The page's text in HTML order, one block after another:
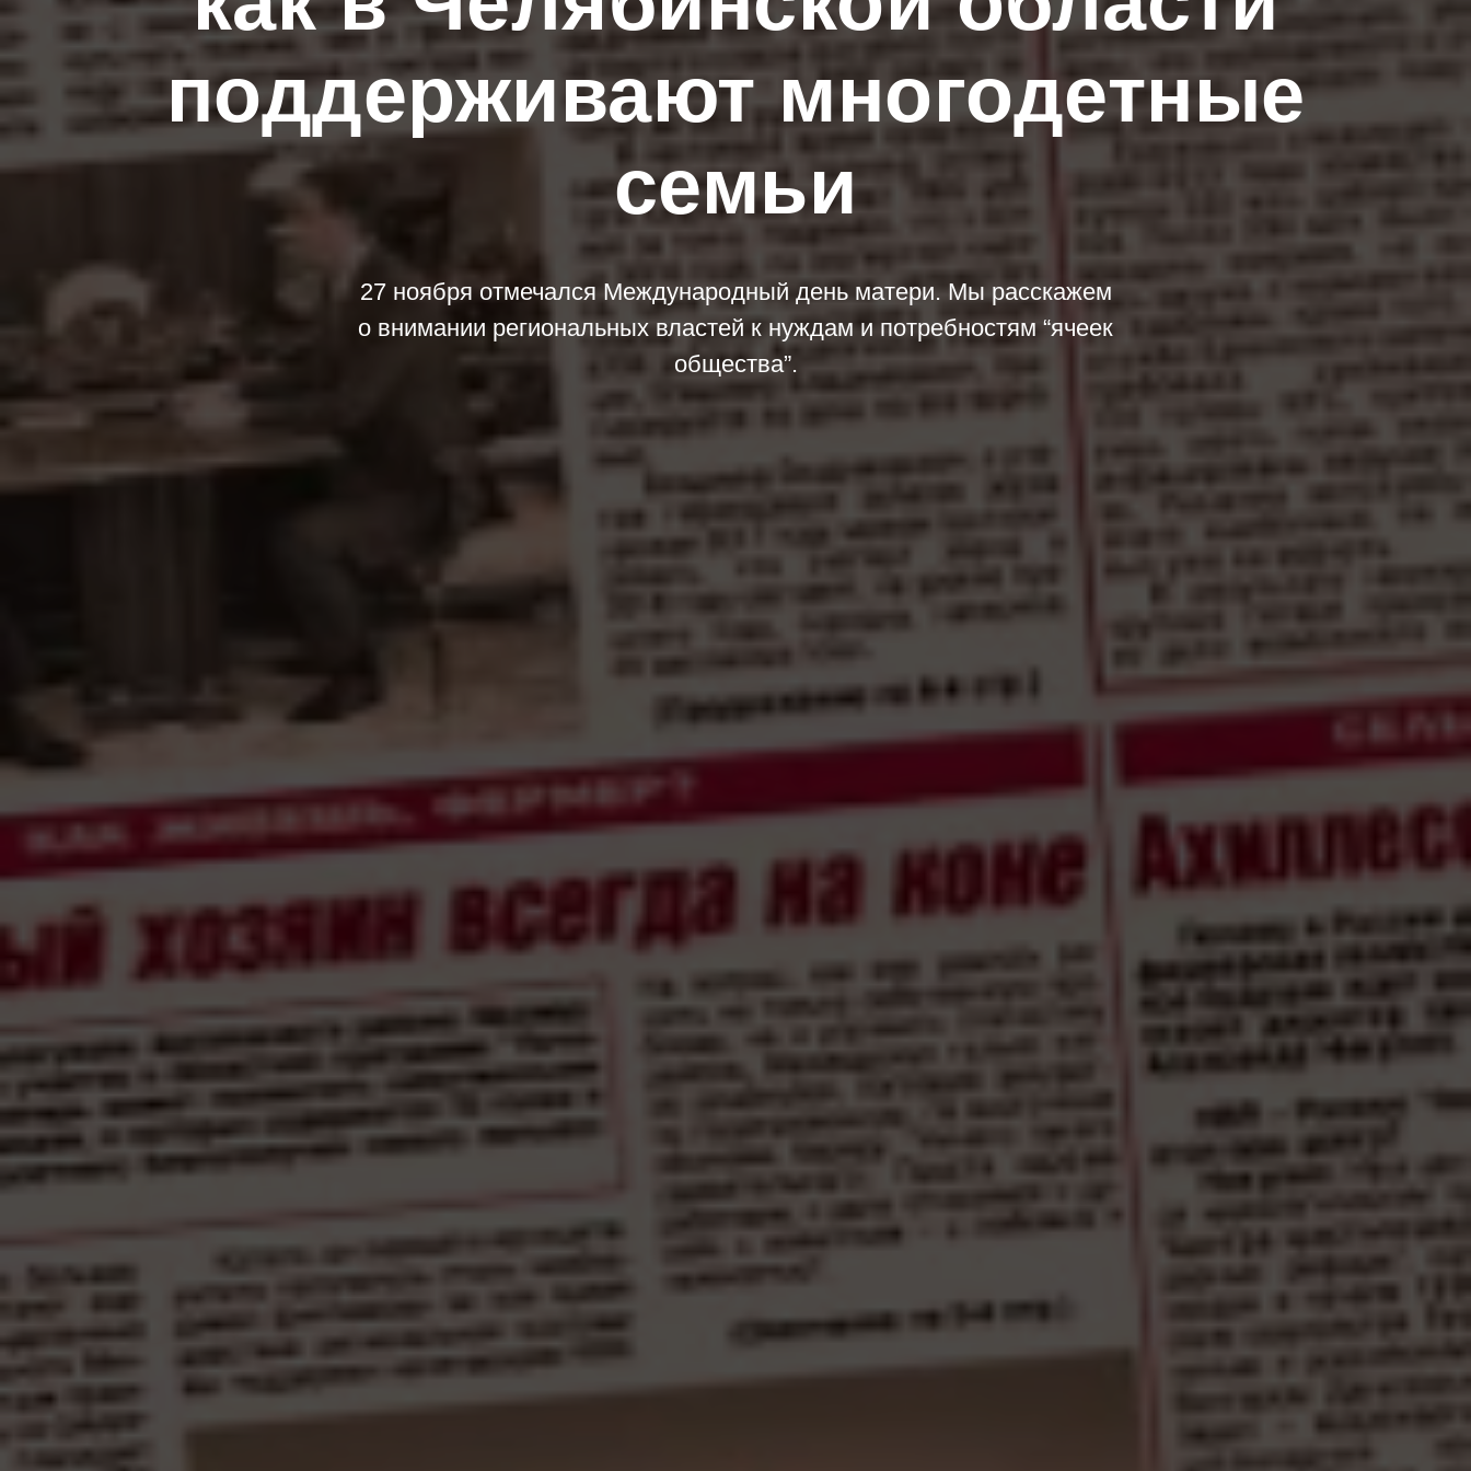
поддерживают многодетные
семьи
27 ноября отмечался Международный день матери. Мы расскажем
о внимании региональных властей к нуждам и потребностям “ячеек
общества”.